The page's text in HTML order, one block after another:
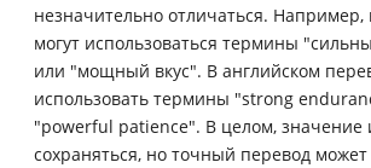
незначительно отличаться. Например,
могут использоваться термины
или "мощный вкус". В английском
использовать термины "strong
"powerful patience". В целом, значение
сохраняться, но точный перевод